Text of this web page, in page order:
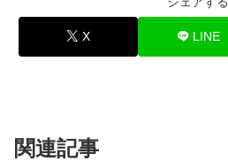
X LINE
関連記事